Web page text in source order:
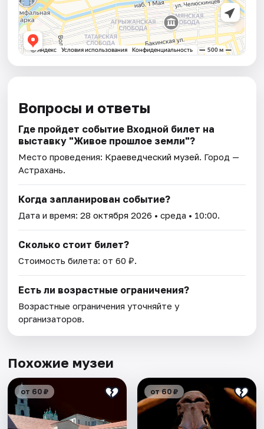
Вопросы и ответы
Где пройдет событие Входной билет на
выставку "Живое прошлое земли"?
Место проведения: Краеведческий музей. Город —
Астрахань.
Когда запланирован событие?
Дата и время:28 октября 2026 • среда • 10:00.
Сколько стоит билет?
Стоимость билета: от 60 ₽.
Есть ли возрастные ограничения?
Возрастные ограничения уточняйте у
организаторов.
Похожие музеи
от 60 ₽ от 60 ₽